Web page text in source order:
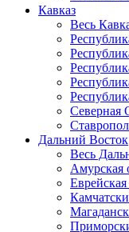
Кавказ
Весь
Северная
Дальний Восток
Весь
Амурская